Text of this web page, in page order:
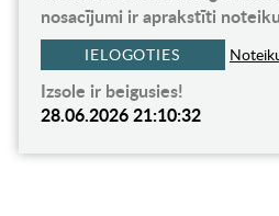
nosacījumi ir aprakstīti
IELOGOTIES
Izsole ir beigusies!
28.06.2026 21:10:32